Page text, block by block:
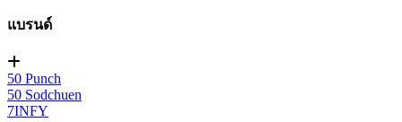
แบรนด์
50 Punch
50 Sodchuen
7INFY